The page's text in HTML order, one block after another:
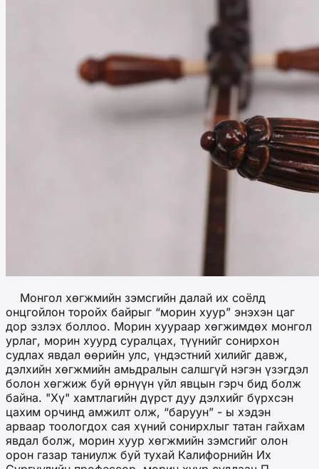
Монгол хөгжмийн зэмсгийн далай их соёлд
онцгойлон торойх байрыг “морин хуур” энэхэн цаг
дор эзлэх боллоо. Морин хуураар хөгжимдөх монгол
урлаг, морин хуурд суралцах, түүнийг сонирхон
судлах явдал өөрийн улс, үндэстний хилийг давж,
дэлхийн хөгжмийн амьдралын салшгүй нэгэн үзэгдэл
болон хөгжиж буй өрнүүн үйл явцын гэрч бид болж
байна. "Хү" хамтлагийн дүрст дуу дэлхийг бүрхсэн
цахим орчинд амжилт олж, “баруун” - ы хэдэн
арваар тоологдох сая хүний сонирхлыг татан гайхам
явдал болж, морин хуур хөгжмийн зэмсгийг олон
орон газар таниулж буй тухай Калифорнийн Их